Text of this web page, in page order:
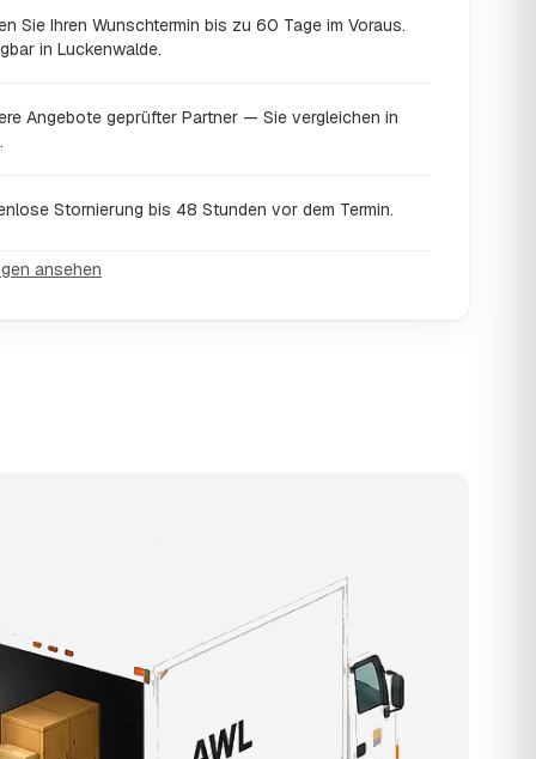
Sie Ihren Wunschtermin bis zu 60 Tage im Voraus.
in Luckenwalde.
Angebote geprüfter Partner — Sie vergleichen in
Stornierung bis 48 Stunden vor dem Termin.
ansehen